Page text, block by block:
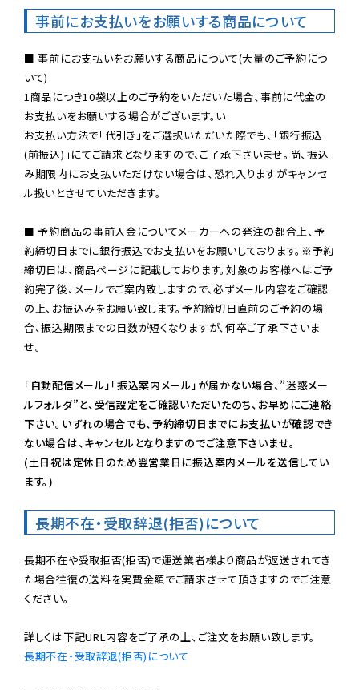
事前にお支払いをお願いする商品について
■ 事前にお支払いをお願いする商品について(大量のご予約につ
いて)
1商品につき10袋以上のご予約をいただいた場合、事前に代金の
お支払いをお願いする場合がございます。い
お支払い方法で「代引き」をご選択いただいた際でも、「銀行振込
(前振込)」にてご請求となりますので、ご了承下さいませ。尚、振込
み期限内にお支払いただけない場合は、恐れ入りますがキャンセ
ル扱いとさせていただきます。
■ 予約商品の事前入金についてメーカーへの発注の都合上、予
約締切日までに銀行振込でお支払いをお願いしております。※予約
締切日は、商品ページに記載しております。対象のお客様へはご予
約完了後、メールでご案内致しますので、必ずメール内容をご確認
の上、お振込みをお願い致します。予約締切日直前のご予約の場
合、振込期限までの日数が短くなりますが、何卒ご了承下さいま
せ。
「自動配信メール」「振込案内メール」が届かない場合、”迷惑メー
ルフォルダ”と、受信設定をご確認いただいたのち、お早めにご連絡
下さい。いずれの場合でも、予約締切日までにお支払いが確認でき
ない場合は、キャンセルとなりますのでご注意下さいませ。
(土日祝は定休日のため翌営業日に振込案内メールを送信してい
ます。)
長期不在・受取辞退(拒否)について
長期不在や受取拒否(拒否)で運送業者様より商品が返送されてき
た場合往復の送料を実費金額でご請求させて頂きますのでご注意
ください。
長期不在・受取辞退(拒否)について